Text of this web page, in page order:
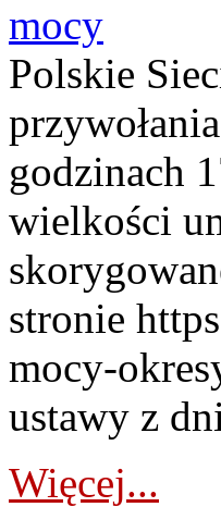
mocy
Polskie
godzinach
wielkości
stronie
mocy-
ustawy z
Więcej...